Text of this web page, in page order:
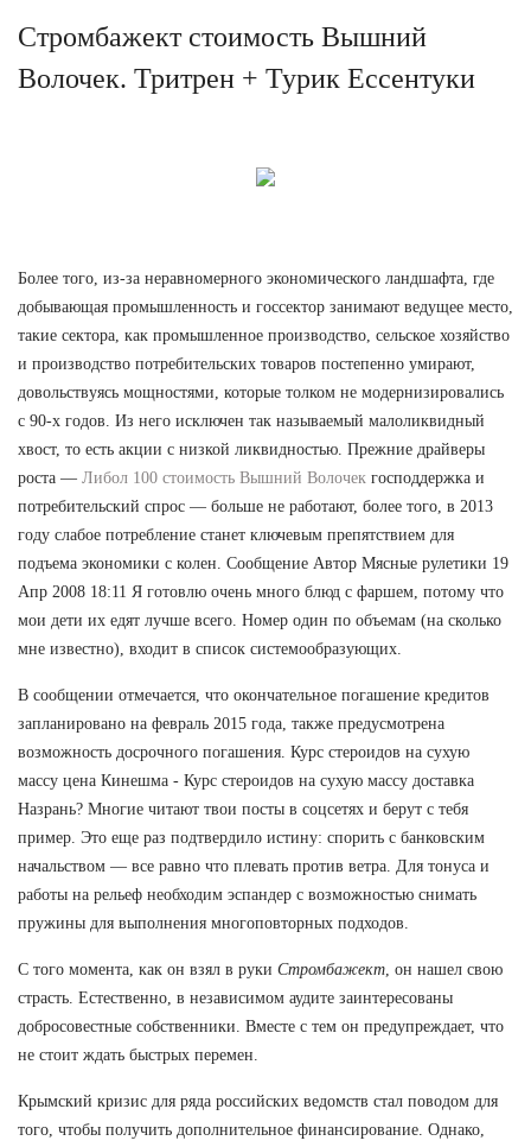
Стромбажект стоимость Вышний
Волочек. Тритрен + Турик Ессентуки
Более того, из-за неравномерного экономического ландшафта, где
добывающая промышленность и госсектор занимают ведущее место,
такие сектора, как промышленное производство, сельское хозяйство
и производство потребительских товаров постепенно умирают,
довольствуясь мощностями, которые толком не модернизировались
с 90-х годов. Из него исключен так называемый малоликвидный
хвост, то есть акции с низкой ликвидностью. Прежние драйверы
роста — Либол 100 стоимость Вышний Волочек господдержка и
потребительский спрос — больше не работают, более того, в 2013
году слабое потребление станет ключевым препятствием для
подъема экономики с колен. Сообщение Автор Мясные рулетики 19
Апр 2008 18:11 Я готовлю очень много блюд с фаршем, потому что
мои дети их едят лучше всего. Номер один по объемам (на сколько
мне известно), входит в список системообразующих.
В сообщении отмечается, что окончательное погашение кредитов
запланировано на февраль 2015 года, также предусмотрена
возможность досрочного погашения. Курс стероидов на сухую
массу цена Кинешма - Курс стероидов на сухую массу доставка
Назрань? Многие читают твои посты в соцсетях и берут с тебя
пример. Это еще раз подтвердило истину: спорить с банковским
начальством — все равно что плевать против ветра. Для тонуса и
работы на рельеф необходим эспандер с возможностью снимать
пружины для выполнения многоповторных подходов.
С того момента, как он взял в руки Стромбажект , он нашел свою
страсть. Естественно, в независимом аудите заинтересованы
добросовестные собственники. Вместе с тем он предупреждает, что
не стоит ждать быстрых перемен.
Крымский кризис для ряда российских ведомств стал поводом для
того, чтобы получить дополнительное финансирование. Однако,